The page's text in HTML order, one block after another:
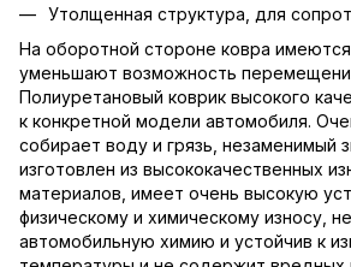
Утолщенная структура, для
На оборотной стороне ковра
уменьшают возможность
Полиуретановый коврик высокого
к конкретной модели автомобиля.
собирает воду и грязь, незаменимый
изготовлен из высококачественных
материалов, имеет очень высокую
физическому и химическому износу,
автомобильную химию и устойчив к